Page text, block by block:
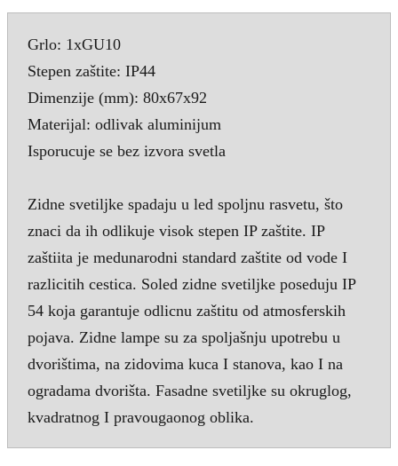
Grlo: 1xGU10
Stepen zaštite: IP44
Dimenzije (mm): 80x67x92
Materijal: odlivak aluminijum
Isporucuje se bez izvora svetla
Zidne svetiljke spadaju u led spoljnu rasvetu, što
znaci da ih odlikuje visok stepen IP zaštite. IP
zaštiita je medunarodni standard zaštite od vode I
razlicitih cestica. Soled zidne svetiljke poseduju IP
54 koja garantuje odlicnu zaštitu od atmosferskih
pojava. Zidne lampe su za spoljašnju upotrebu u
dvorištima, na zidovima kuca I stanova, kao I na
ogradama dvorišta. Fasadne svetiljke su okruglog,
kvadratnog I pravougaonog oblika.